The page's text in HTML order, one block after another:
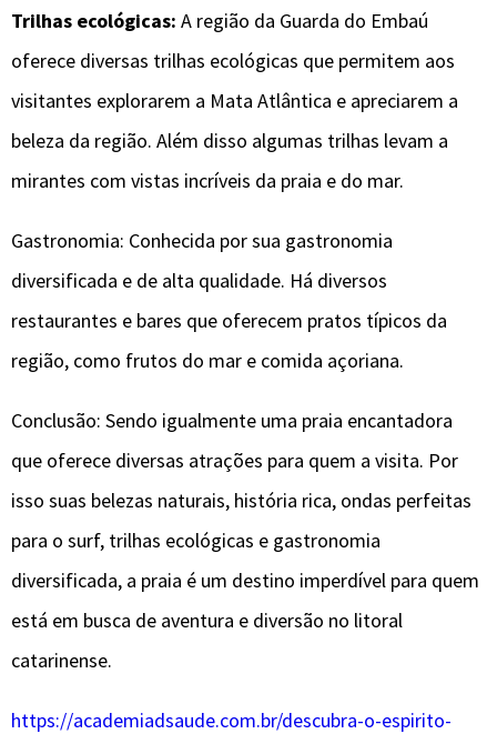
Trilhas ecológicas: A região da Guarda do Embaú
oferece diversas trilhas ecológicas que permitem aos
visitantes explorarem a Mata Atlântica e apreciarem a
beleza da região. Além disso algumas trilhas levam a
mirantes com vistas incríveis da praia e do mar.
Gastronomia: Conhecida por sua gastronomia
diversificada e de alta qualidade. Há diversos
restaurantes e bares que oferecem pratos típicos da
região, como frutos do mar e comida açoriana.
Conclusão: Sendo igualmente uma praia encantadora
que oferece diversas atrações para quem a visita. Por
isso suas belezas naturais, história rica, ondas perfeitas
para o surf, trilhas ecológicas e gastronomia
diversificada, a praia é um destino imperdível para quem
está em busca de aventura e diversão no litoral
catarinense.
https://academiadsaude.com.br/descubra-o-espirito-